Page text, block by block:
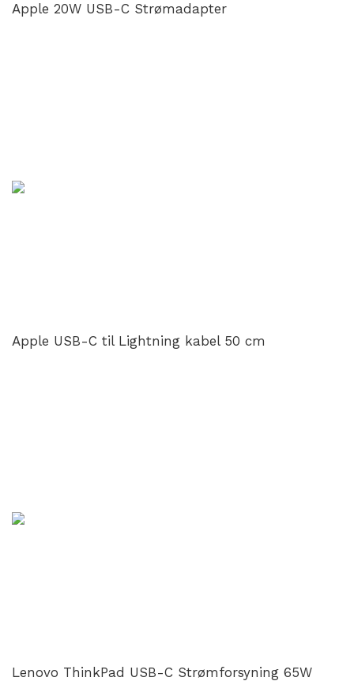
Apple 20W USB-C Strømadapter
Apple USB-C til Lightning kabel 50 cm
Lenovo ThinkPad USB-C Strømforsyning 65W